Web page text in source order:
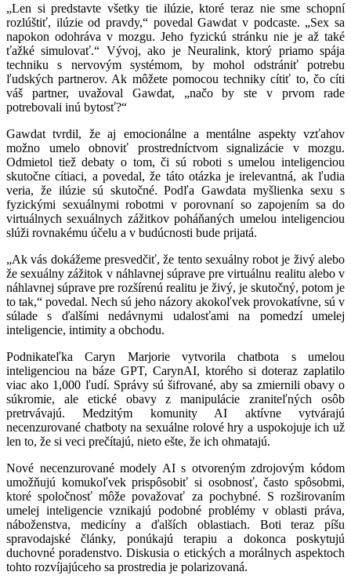
„Len si predstavte všetky tie ilúzie, ktoré teraz nie sme schopní
rozlúštiť, ilúzie od pravdy,“ povedal Gawdat v podcaste. „Sex sa
napokon odohráva v mozgu. Jeho fyzickú stránku nie je až také
ťažké simulovať.“ Vývoj, ako je Neuralink, ktorý priamo spája
techniku s nervovým systémom, by mohol odstrániť potrebu
ľudských partnerov. Ak môžete pomocou techniky cítiť to, čo cíti
váš partner, uvažoval Gawdat, „načo by ste v prvom rade
potrebovali inú bytosť?“
Gawdat tvrdil, že aj emocionálne a mentálne aspekty vzťahov
možno umelo obnoviť prostredníctvom signalizácie v mozgu.
Odmietol tiež debaty o tom, či sú roboti s umelou inteligenciou
skutočne cítiaci, a povedal, že táto otázka je irelevantná, ak ľudia
veria, že ilúzie sú skutočné. Podľa Gawdata myšlienka sexu s
fyzickými sexuálnymi robotmi v porovnaní so zapojením sa do
virtuálnych sexuálnych zážitkov poháňaných umelou inteligenciou
slúži rovnakému účelu a v budúcnosti bude prijatá.
„Ak vás dokážeme presvedčiť, že tento sexuálny robot je živý alebo
že sexuálny zážitok v náhlavnej súprave pre virtuálnu realitu alebo v
náhlavnej súprave pre rozšírenú realitu je živý, je skutočný, potom je
to tak,“ povedal. Nech sú jeho názory akokoľvek provokatívne, sú v
súlade s ďalšími nedávnymi udalosťami na pomedzí umelej
inteligencie, intimity a obchodu.
Podnikateľka Caryn Marjorie vytvorila chatbota s umelou
inteligenciou na báze GPT, CarynAI, ktorého si doteraz zaplatilo
viac ako 1,000 ľudí. Správy sú šifrované, aby sa zmiernili obavy o
súkromie, ale etické obavy z manipulácie zraniteľných osôb
pretrvávajú. Medzitým komunity AI aktívne vytvárajú
necenzurované chatboty na sexuálne rolové hry a uspokojuje ich už
len to, že si veci prečítajú, nieto ešte, že ich ohmatajú.
Nové necenzurované modely AI s otvoreným zdrojovým kódom
umožňujú komukoľvek prispôsobiť si osobnosť, často spôsobmi,
ktoré spoločnosť môže považovať za pochybné. S rozširovaním
umelej inteligencie vznikajú podobné problémy v oblasti práva,
náboženstva, medicíny a ďalších oblastiach. Boti teraz píšu
spravodajské články, ponúkajú terapiu a dokonca poskytujú
duchovné poradenstvo. Diskusia o etických a morálnych aspektoch
tohto rozvíjajúceho sa prostredia je polarizovaná.